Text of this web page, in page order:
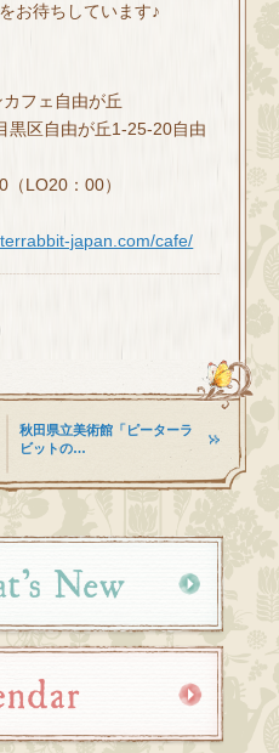
お待ちしています♪
フェ自由が丘
黒区自由が丘1-25-20自由
LO20：00）
japan.com/cafe/
秋田県立美術館「ピーターラ
ビットの…